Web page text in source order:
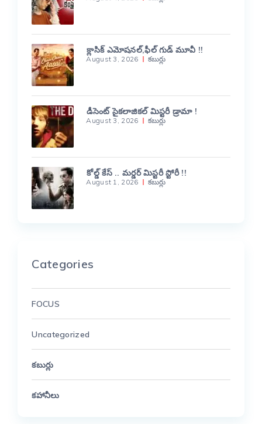
క్లాసిక్ ఎమోషనల్,ఫీల్ గుడ్ మూవీ !!
August 3, 2026 కబుర్లు
డీసెంట్ సైకలాజికల్ మిస్టరీ డ్రామా !
August 3, 2026 కబుర్లు
కోల్డ్ కేస్ .. మర్డర్ మిస్టరీ స్టోరీ !!
August 1, 2026 కబుర్లు
Categories
FOCUS
Uncategorized
కబుర్లు
కహానీలు